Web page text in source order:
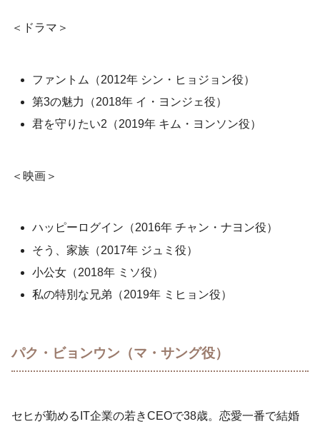
＜ドラマ＞
ファントム（2012年 シン・ヒョジョン役）
第3の魅力（2018年 イ・ヨンジェ役）
君を守りたい2（2019年 キム・ヨンソン役）
＜映画＞
ハッピーログイン（2016年 チャン・ナヨン役）
そう、家族（2017年 ジュミ役）
小公女（2018年 ミソ役）
私の特別な兄弟（2019年 ミヒョン役）
パク・ビョンウン（マ・サング役）
セヒが勤めるIT企業の若きCEOで38歳。恋愛一番で結婚